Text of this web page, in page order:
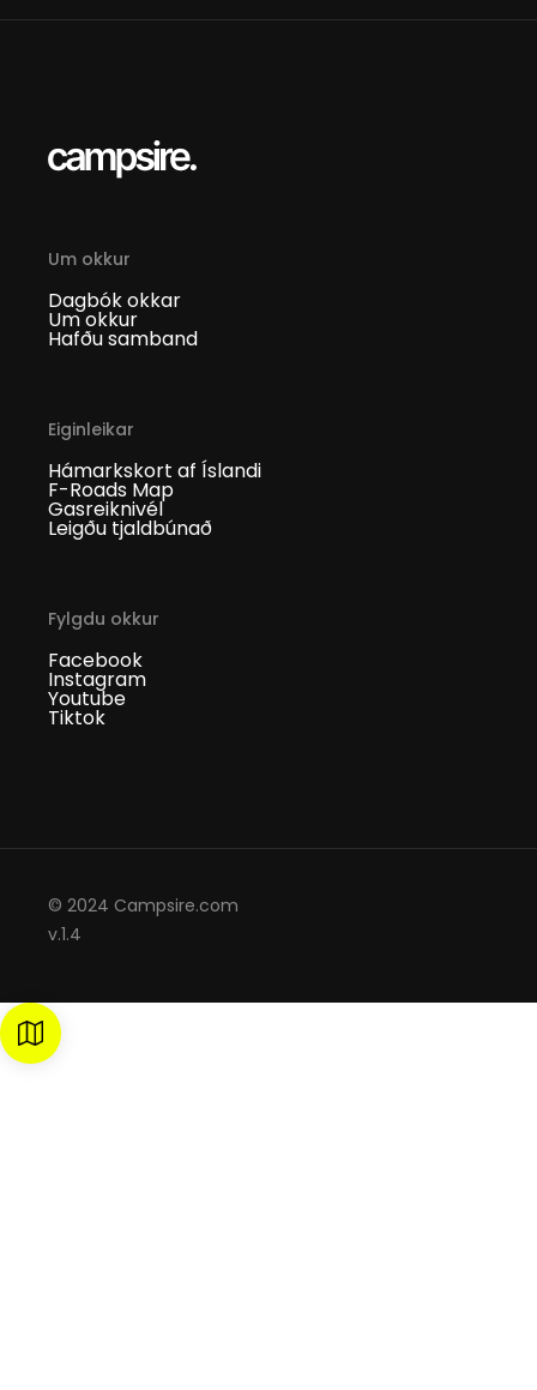
Um okkur
Dagbók okkar
Um okkur
Hafðu samband
Eiginleikar
Hámarkskort af Íslandi
F-Roads Map
Gasreiknivél
Leigðu tjaldbúnað
Fylgdu okkur
Facebook
Instagram
Youtube
Tiktok
© 2024 Campsire.com
v.1.4